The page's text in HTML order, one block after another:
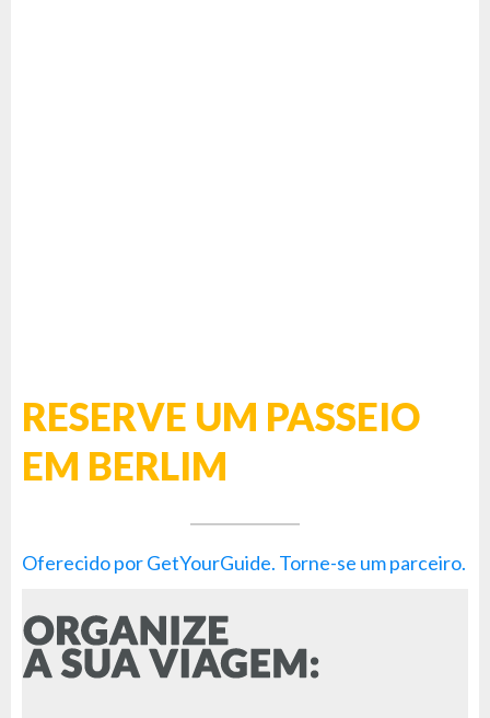
RESERVE UM PASSEIO
EM BERLIM
Oferecido por GetYourGuide. Torne-se um parceiro.